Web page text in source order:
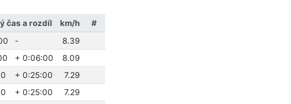
čas a rozdíl km/h
#
-
8.39
+ 0:06:00
8.09
+ 0:25:00
7.29
+ 0:25:00
7.29